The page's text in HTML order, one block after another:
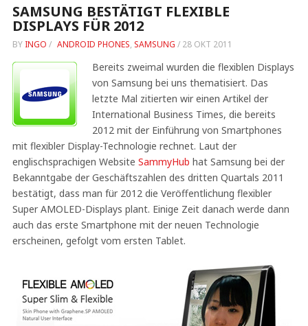
SAMSUNG BESTÄTIGT FLEXIBLE
DISPLAYS FÜR 2012
BY INGO / ANDROID PHONES, SAMSUNG / 28 OKT 2011
Bereits zweimal wurden die flexiblen Displays
von Samsung bei uns thematisiert. Das
letzte Mal zitierten wir einen Artikel der
International Business Times, die bereits
2012 mit der Einführung von Smartphones
mit flexibler Display-Technologie rechnet. Laut der
englischsprachigen Website SammyHub hat Samsung bei der
Bekanntgabe der Geschäftszahlen des dritten Quartals 2011
bestätigt, dass man für 2012 die Veröffentlichung flexibler
Super AMOLED-Displays plant. Einige Zeit danach werde dann
auch das erste Smartphone mit der neuen Technologie
erscheinen, gefolgt vom ersten Tablet.